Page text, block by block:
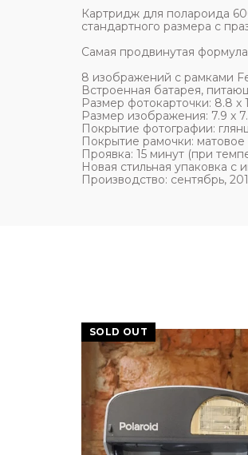
Картридж для полароида
стандартного размера с
Самая продвинутая
8 изображений с рамками
Встроенная батарея,
Размер фотокарточки: 8.8 x
Размер изображения: 7.9 x
Покрытие фотографии:
Покрытие рамочки: матовое
Проявка: 15 минут (при
Новая стильная упаковка с
Производство: сентябрь,
SOLD OUT